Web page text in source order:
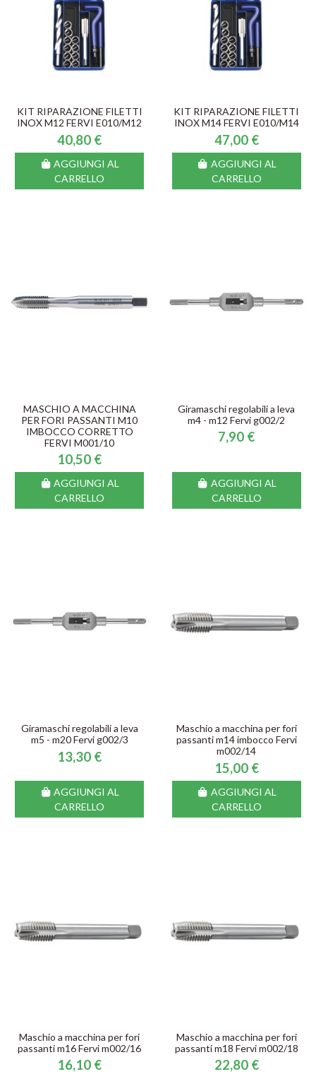
KIT RIPARAZIONE FILETTI
INOX M12 FERVI E010/M12
40,80 €
AGGIUNGI AL
CARRELLO
KIT RIPARAZIONE FILETTI
INOX M14 FERVI E010/M14
47,00 €
AGGIUNGI AL
CARRELLO
MASCHIO A MACCHINA
PER FORI PASSANTI M10
IMBOCCO CORRETTO
FERVI M001/10
10,50 €
AGGIUNGI AL
CARRELLO
Giramaschi regolabili a leva
m4 - m12 Fervi g002/2
7,90 €
AGGIUNGI AL
CARRELLO
Giramaschi regolabili a leva
m5 - m20 Fervi g002/3
13,30 €
AGGIUNGI AL
CARRELLO
Maschio a macchina per fori
passanti m14 imbocco Fervi
m002/14
15,00 €
AGGIUNGI AL
CARRELLO
Maschio a macchina per fori
passanti m16 Fervi m002/16
16,10 €
Maschio a macchina per fori
passanti m18 Fervi m002/18
22,80 €